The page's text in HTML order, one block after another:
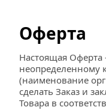
Оферта
Настоящая
неопределенному
(наименование
сделать Заказ и
Товара в